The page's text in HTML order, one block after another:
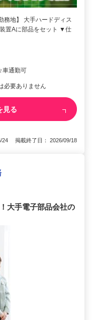
務地】 大手ハードディス
置Aに部品をセット ▼仕
車通勤可
必要ありません
見る
24 掲載終了日： 2026/09/18
大手電子部品会社の